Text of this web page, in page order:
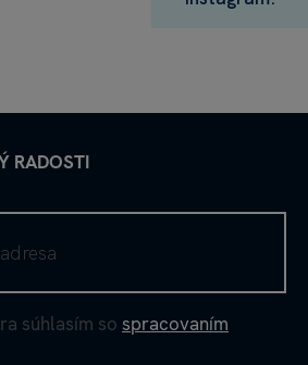
RADOSTI
súhlasím so spracovaním